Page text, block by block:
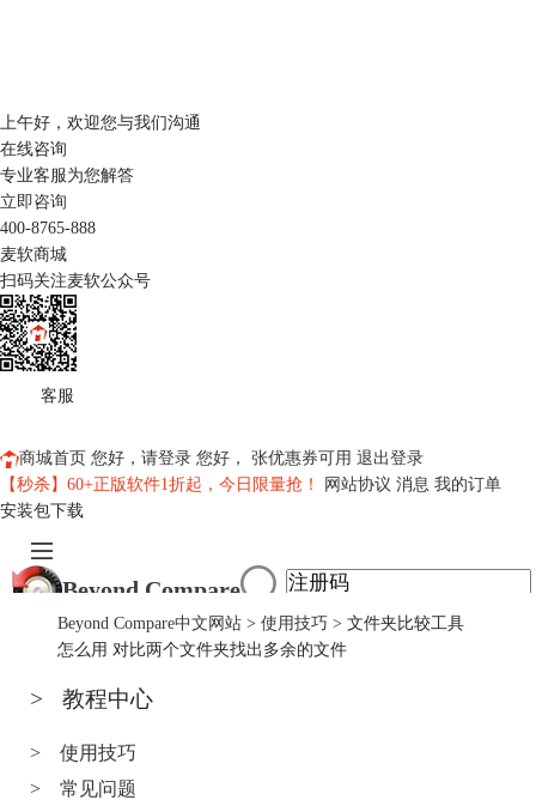
上午好， 欢迎您与我们沟通
在线咨询
专业客服为您解答
立即咨询
400-8765-888
麦软商城
扫码关注麦软公众号
客服
商城首页 您好， 请登录 您好， 张优惠券可用 退出登录
【秒杀】60+正版软件1折起，今日限量抢！
网站协议 消息 我的订单
安装包下载
Beyond Compare
首页
服务中心
Beyond Compare中文网站> 使用技巧 > 文件夹比较工具
怎么用 对比两个文件夹找出多余的文件
> 教程中心
>
使用技巧
>
常见问题